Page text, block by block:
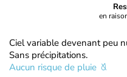
en
Ciel variable devenant peu
Sans précipitations.
Aucun risque de pluie